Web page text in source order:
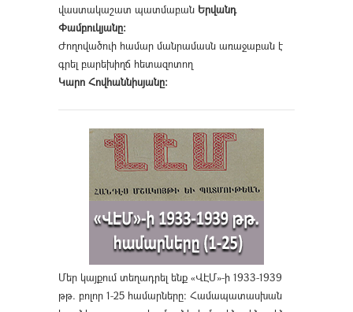
վաստակաշատ պատմաբան Երվանդ
Փամբուկյանը։
Ժողովածուի համար մանրամասն առաջաբան է
գրել բարեխիղճ հետազոտող
Կարո Հովհաննիսյանը։
Մեր կայքում տեղադրել ենք «ՎԷՄ»-ի 1933-1939
թթ. բոլոր 1-25 համարները։ Համապատասխան